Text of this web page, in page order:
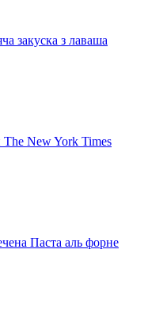
закуска з лаваша
The New York Times
Паста аль форне